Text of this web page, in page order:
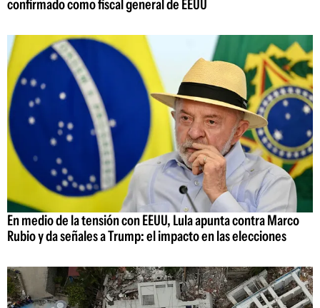
confirmado como fiscal general de EEUU
En medio de la tensión con EEUU, Lula apunta contra Marco
Rubio y da señales a Trump: el impacto en las elecciones